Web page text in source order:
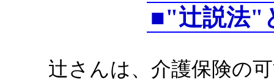
■"辻説法"
辻さんは、介護保険の